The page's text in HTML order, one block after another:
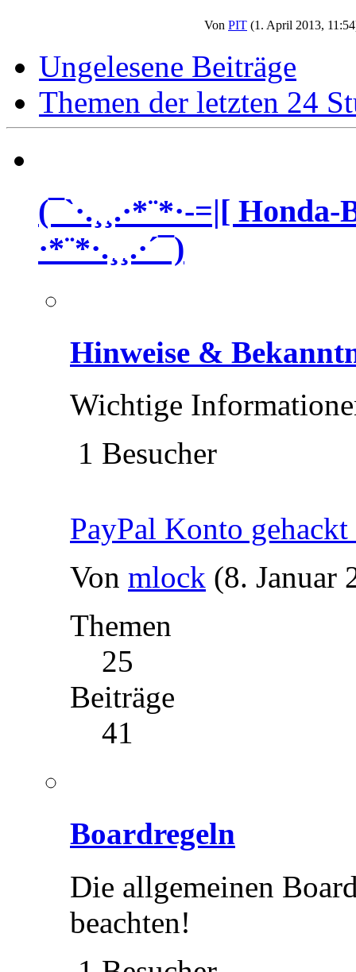
Von PIT (1. April 2013,
Ungelesene Beiträge
Themen der letzten 24
(¯`·.¸¸.·*¨*·-=|[
·*¨*·.¸¸.·´¯)
Hinweise &
Wichtige
1 Besucher
PayPal Konto
Von mlock (8. Januar
Themen
25
Beiträge
41
Boardregeln
Die allgemeinen
beachten!